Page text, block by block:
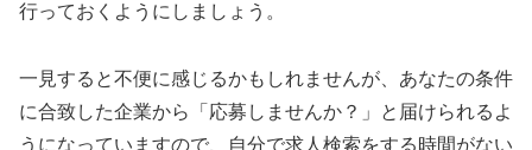
行っておくようにしましょう。
一見すると不便に感じるかもしれませんが、あなたの条件
に合致した企業から「応募しませんか？」と届けられるよ
うになっていますので、自分で求人検索をする時間がない